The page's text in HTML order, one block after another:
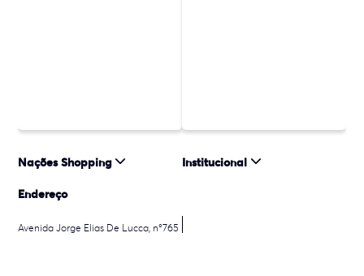
Nações Shopping Institucional
Endereço
Avenida Jorge Elias De Lucca, n°765